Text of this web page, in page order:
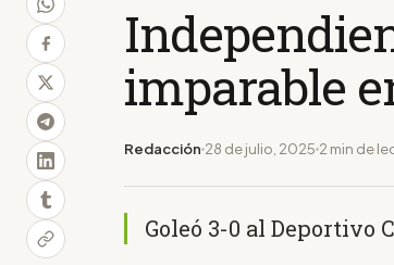
imparable
Redacción 28 de julio, 2025 2 min de
Goleó 3-0 al Deportivo